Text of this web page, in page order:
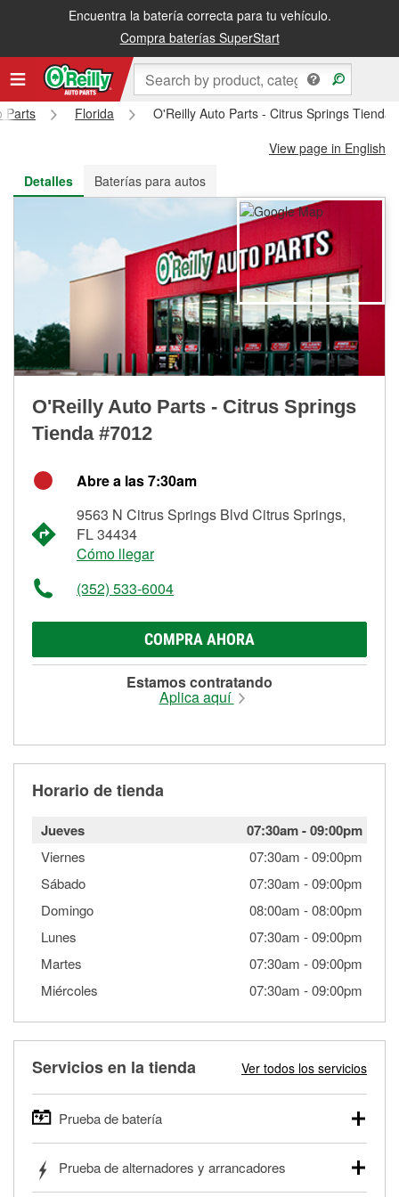
Encuentra la batería correcta para tu vehículo.
Compra baterías SuperStart
Recibe tu orden gratis al día siguiente o recógela en la tienda
Parts Florida
O'Reilly Auto Parts - Citrus Springs Tienda
View page in English
Detalles
Baterías para autos
O'Reilly Auto Parts - Citrus Springs
Tienda #7012
Abre a las 7:30am
9563 N Citrus Springs Blvd Citrus Springs,
FL 34434
Cómo llegar
(352) 533-6004
COMPRA AHORA
Estamos contratando
Aplica aquí
Horario de tienda
Jueves 07:30am-09:00pm
Viernes 07:30am -09:00pm
Sábado
07:30am -09:00pm
Domingo
08:00am -08:00pm
Lunes
07:30am -09:00pm
Martes
07:30am -09:00pm
Miércoles
07:30am -09:00pm
Servicios en la tienda Ver todos los servicios
Prueba de batería
autos, camionetas, SUVs, vehículos comerciales y
pesados, y para deportes motorizados. Las baterías
Prueba de alternadores y arrancadores